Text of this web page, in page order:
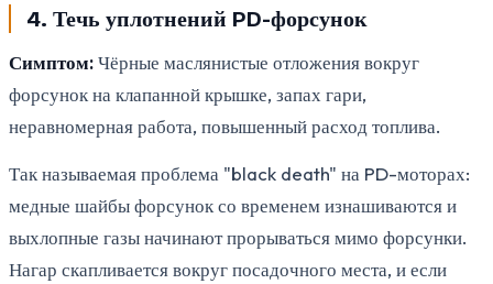
4. Течь уплотнений PD-форсунок
Симптом:Чёрные маслянистые отложения вокруг
форсунок на клапанной крышке, запах гари,
неравномерная работа, повышенный расход топлива.
Так называемая проблема "black death" на PD-моторах:
медные шайбы форсунок со временем изнашиваются и
выхлопные газы начинают прорываться мимо форсунки.
Нагар скапливается вокруг посадочного места, и если